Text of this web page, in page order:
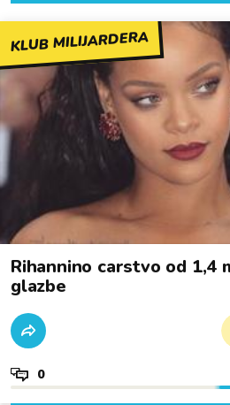
KLUB MILIJARDERA
Rihannino carstvo od 1,4
glazbe
0